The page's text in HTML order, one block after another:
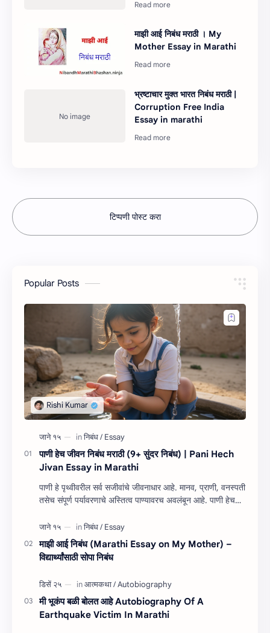
माझी आई निबंध मराठी । My
Mother Essay in Marathi
भ्रष्टाचार मुक्त भारत निबंध मराठी |
Corruption Free India
Essay in marathi
टिप्पणी पोस्ट करा
Popular Posts
पाणी हेच जीवन निबंध मराठी (9+ सुंदर निबंध) | Pani Hech
Jivan Essay in Marathi
पाणी हे पृथ्वीवरील सर्व सजीवांचे जीवनाधार आहे. मानव, प्राणी, वनस्पती
तसेच संपूर्ण पर्यावरणाचे अस्तित्व पाण्यावरच अवलंबून आहे. पाणी हेच
माझी आई निबंध (Marathi Essay on My Mother) –
विद्यार्थ्यांसाठी सोपा निबंध
मी भूकंप बळी बोलत आहे Autobiography Of A
Earthquake Victim In Marathi